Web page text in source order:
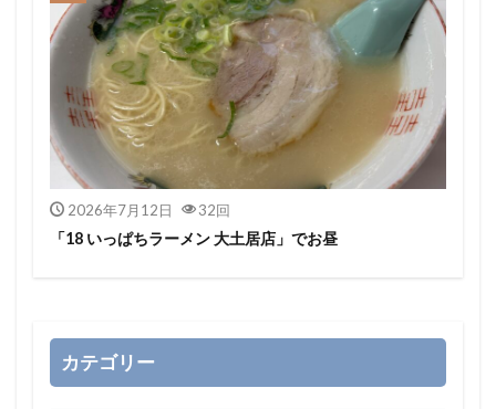
2026年7月12日 32回
「18 いっぱちラーメン 大土居店」でお昼
カテゴリー